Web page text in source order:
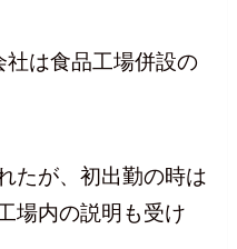
は食品工場併設の
たが、初出勤の時は
場内の説明も受け